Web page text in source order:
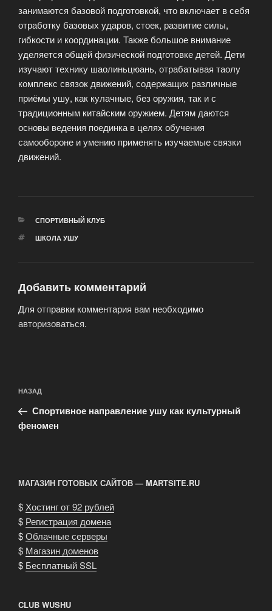
занимаются базовой подготовкой, что включает в себя
отработку базовых ударов, стоек, развитие силы,
гибкости и координации. Также большое внимание
уделяется общей физической подготовке детей. Дети
изучают технику шаолиньцюань, отрабатывая таолу
комплекс связок движений, содержащих различные
приёмы ушу, как кулачные, без оружия, так и с
традиционным китайским оружием. Детям даются
основы ведения поединка в целях обучения
самообороне и умению применять изучаемые связки
движений.
РУБРИКИ
СПОРТИВНЫЙ КЛУБ
МЕТКИ
ШКОЛА УШУ
Добавить комментарий
Для отправки комментария вам необходимо
авторизоваться.
по
записям
Предыдущая
запись:
НАЗАД
Спортивное направление ушу как культурный
феномен
МАГАЗИН ГОТОВЫХ САЙТОВ — MARTSITE.RU
$ Хостинг от 92 рублей
$ Регистрация домена
$Облачные серверы
$ Магазин доменов
$ Бесплатный SSL
CLUB WUSHU